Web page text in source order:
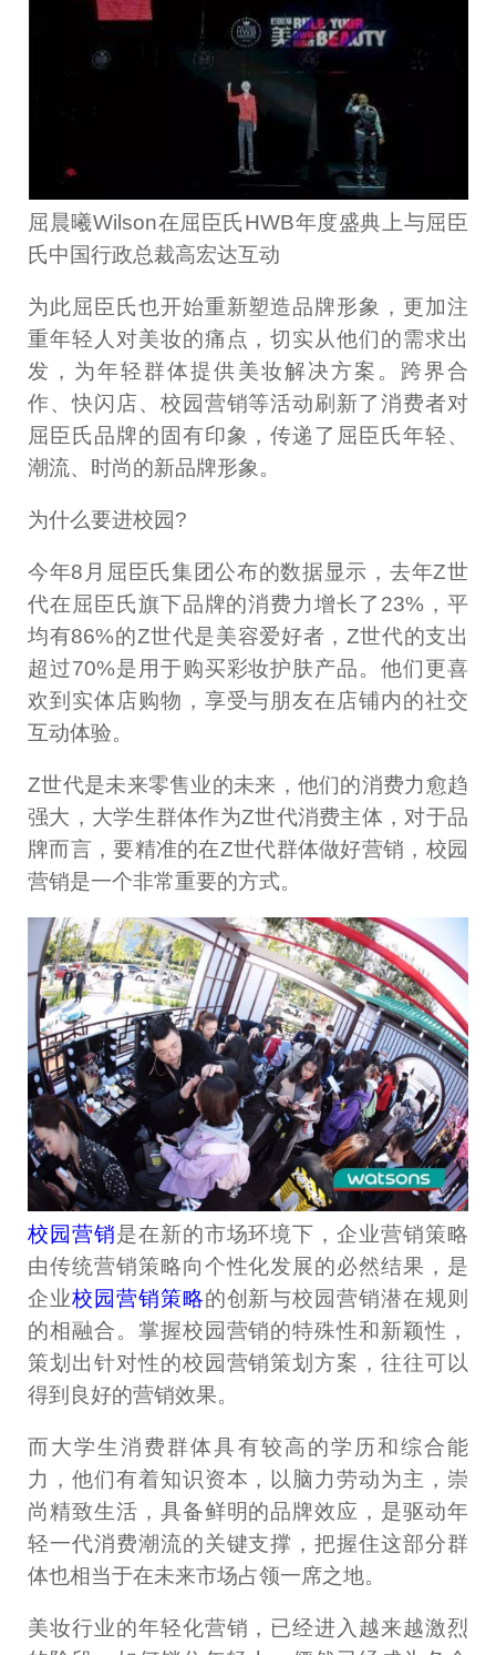
屈晨曦Wilson在屈臣氏HWB年度盛典上与屈臣
氏中国行政总裁高宏达互动
为此屈臣氏也开始重新塑造品牌形象，更加注
重年轻人对美妆的痛点，切实从他们的需求出
发，为年轻群体提供美妆解决方案。跨界合
作、快闪店、校园营销等活动刷新了消费者对
屈臣氏品牌的固有印象，传递了屈臣氏年轻、
潮流、时尚的新品牌形象。
为什么要进校园?
今年8月屈臣氏集团公布的数据显示，去年Z世
代在屈臣氏旗下品牌的消费力增长了23%，平
均有86%的Z世代是美容爱好者，Z世代的支出
超过70%是用于购买彩妆护肤产品。他们更喜
欢到实体店购物，享受与朋友在店铺内的社交
互动体验。
Z世代是未来零售业的未来，他们的消费力愈趋
强大，大学生群体作为Z世代消费主体，对于品
牌而言，要精准的在Z世代群体做好营销，校园
营销是一个非常重要的方式。
校园营销是在新的市场环境下，企业营销策略
由传统营销策略向个性化发展的必然结果，是
企业校园营销策略的创新与校园营销潜在规则
的相融合。掌握校园营销的特殊性和新颖性，
策划出针对性的校园营销策划方案，往往可以
得到良好的营销效果。
而大学生消费群体具有较高的学历和综合能
力，他们有着知识资本，以脑力劳动为主，崇
尚精致生活，具备鲜明的品牌效应，是驱动年
轻一代消费潮流的关键支撑，把握住这部分群
体也相当于在未来市场占领一席之地。
美妆行业的年轻化营销，已经进入越来越激烈